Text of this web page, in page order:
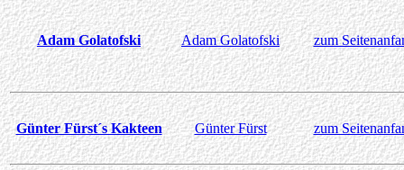
Adam Golatofski Adam Golatofski zum
Günter Fürst´s Kakteen Günter Fürst zum